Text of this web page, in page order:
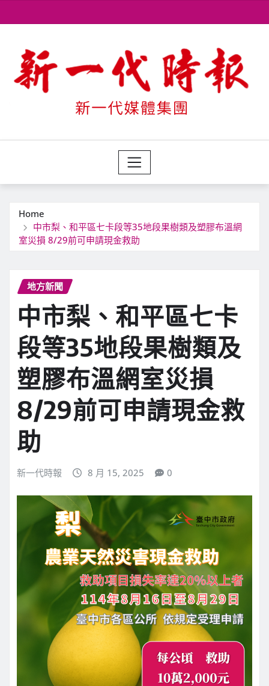
to
Home
中市梨、和平區七卡段等35地段果樹類及塑膠布溫網
室災損 8/29前可申請現金救助
地方新聞
中市梨、和平區七卡
段等35地段果樹類及
塑膠布溫網室災損
8/29前可申請現金救
助
新一代時報 8 月 15, 2025 0